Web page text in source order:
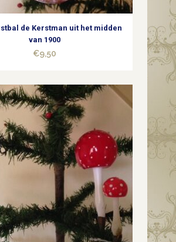
de Kerstman uit het midden
van 1900
€9,50